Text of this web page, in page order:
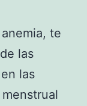
te
las
las